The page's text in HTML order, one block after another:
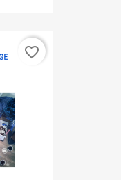
favorite_border